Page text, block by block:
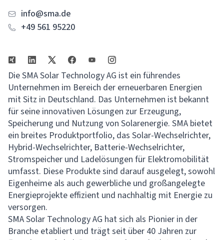
info@sma.de
+49 561 95220
Die SMA Solar Technology AG ist ein führendes
Unternehmen im Bereich der erneuerbaren Energien
mit Sitz in Deutschland. Das Unternehmen ist bekannt
für seine innovativen Lösungen zur Erzeugung,
Speicherung und Nutzung von Solarenergie. SMA bietet
ein breites Produktportfolio, das Solar-Wechselrichter,
Hybrid-Wechselrichter, Batterie-Wechselrichter,
Stromspeicher und Ladelösungen für Elektromobilität
umfasst. Diese Produkte sind darauf ausgelegt, sowohl
Eigenheime als auch gewerbliche und großangelegte
Energieprojekte effizient und nachhaltig mit Energie zu
versorgen.
SMA Solar Technology AG hat sich als Pionier in der
Branche etabliert und trägt seit über 40 Jahren zur